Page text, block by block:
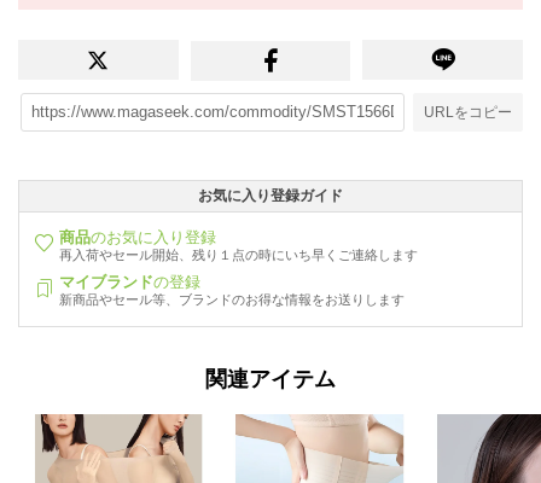
URLをコピー
お気に入り登録ガイド
商品のお気に入り登録
再入荷やセール開始、残り１点の時にいち早くご連絡します
マイブランドの登録
新商品やセール等、ブランドのお得な情報をお送りします
関連アイテム